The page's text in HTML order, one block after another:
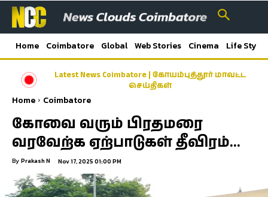
Home Coimbatore Global Web Stories Cinema Life Style
Latest News Coimbatore | கோயம்புத்தூர் மாவட்ட
செய்திகள்
Home Coimbatore
கோவை வரும் பிரதமரை
வரவேற்க ஏற்பாடுகள் தீவிரம்…
By Prakash N Nov 17, 2025 01:00 PM